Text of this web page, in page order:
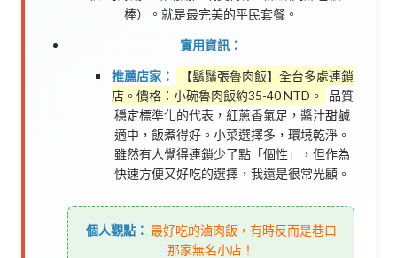
棒）。就是最完美的平民套餐。
實用資訊：
推薦店家：
【鬍鬚張魯肉飯】全台多處連鎖
店。價格：小碗魯肉飯約35-40 NTD。
品質
穩定標準化的代表，紅蔥香氣足，醬汁甜鹹
適中，飯煮得好。小菜選擇多，環境乾淨。
雖然有人覺得連鎖少了點「個性」，但作為
快速方便又好吃的選擇，我還是很常光顧。
個人觀點： 最好吃的滷肉飯，有時反而是巷口
那家無名小店！